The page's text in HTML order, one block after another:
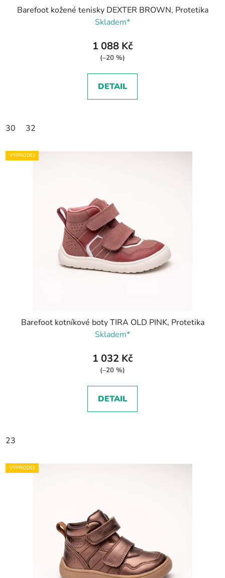
Barefoot kožené tenisky DEXTER BROWN, Protetika
Skladem*
1 088 Kč
(–20 %)
DETAIL
30 32
VÝPRODEJ
Barefoot kotníkové boty TIRA OLD PINK, Protetika
Skladem*
1 032 Kč
(–20 %)
DETAIL
23
VÝPRODEJ